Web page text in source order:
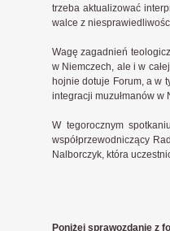
trzeba aktualizować
walce z
Wagę zagadnień
w Niemczech, ale i w
hojnie dotuje Forum, a w
integracji muzułmanów w
W tegorocznym
współprzewodniczący
Nalborczyk, która
Poniżej sprawozdanie z